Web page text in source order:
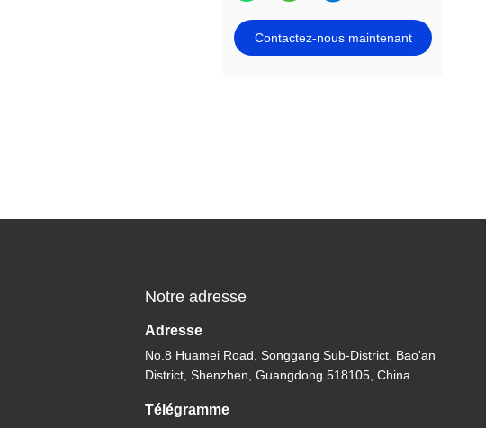
Contactez-nous maintenant
Notre adresse
Adresse
No.8 Huamei Road, Songgang Sub-District, Bao'an
District, Shenzhen, Guangdong 518105, China
Télégramme